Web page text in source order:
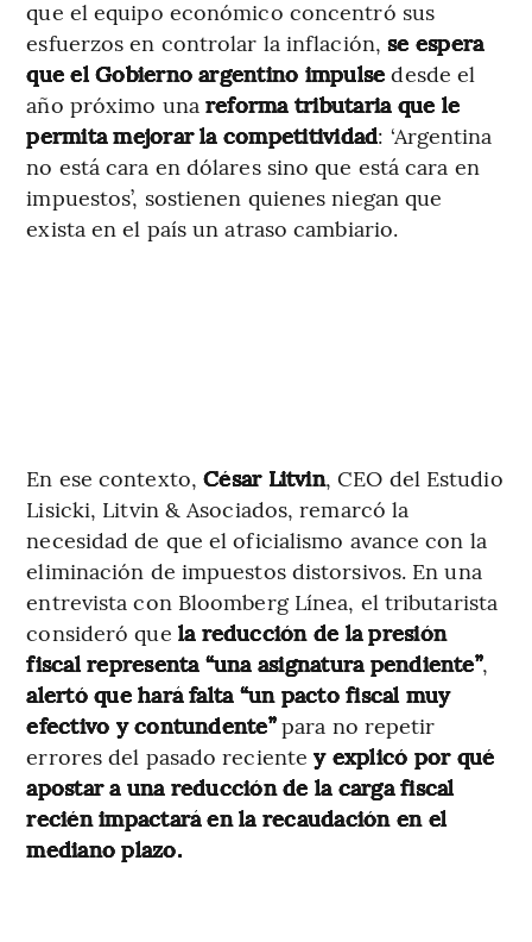
que el equipo económico concentró sus
esfuerzos en controlar la inflación,se espera
que el Gobierno argentino impulse desde el
año próximo una reforma tributaria que le
permita mejorar la competitividad: ‘Argentina
no está cara en dólares sino que está cara en
impuestos’, sostienen quienes niegan que
exista en el país un atraso cambiario.
En ese contexto,César Litvin, CEO del Estudio
Lisicki, Litvin & Asociados, remarcó la
necesidad de que el oficialismo avance con la
eliminación de impuestos distorsivos. En una
entrevista con Bloomberg Línea, el tributarista
consideró que la reducción de la presión
fiscal representa “una asignatura pendiente”,
alertó que hará falta “un pacto fiscal muy
efectivo y contundente”para no repetir
errores del pasado recientey explicó por qué
apostar a una reducción de la carga fiscal
recién impactará en la recaudación en el
mediano plazo.